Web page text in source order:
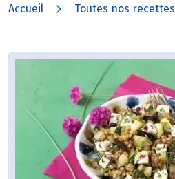
Accueil Toutes nos recettes